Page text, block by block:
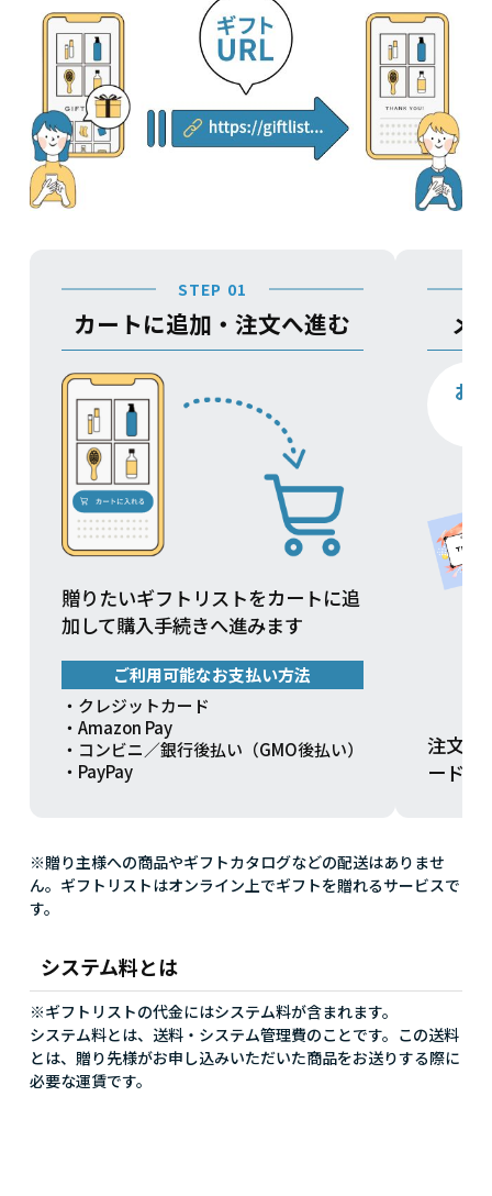
STEP 01
カートに追加・注文へ進む
贈りたいギフトリストをカートに追
加して購入手続きへ進みます
ご利用可能なお支払い方法
・クレジットカード
・Amazon Pay
・コンビニ／銀行後払い（GMO後払い）
・PayPay
メ
お
注文方
ードを
※贈り主様への商品やギフトカタログなどの配送はありませ
ん。ギフトリストはオンライン上でギフトを贈れるサービスで
す。
システム料とは
※ギフトリストの代金にはシステム料が含まれます。
システム料とは、送料・システム管理費のことです。この送料
とは、贈り先様がお申し込みいただいた商品をお送りする際に
必要な運賃です。